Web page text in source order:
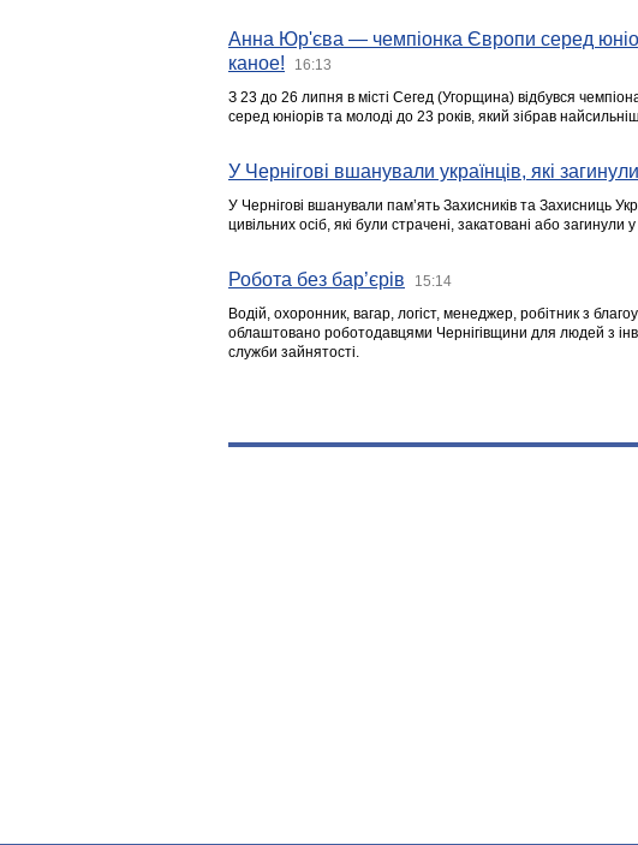
Анна Юр'єва — чемпіонка Європи серед
каное!
16:13
З 23 до 26 липня в місті Сегед (Угорщина) відбувся
серед юніорів та молоді до 23 років, який зібрав
У Чернігові вшанували українців, які
У Чернігові вшанували пам’ять Захисників та Захисниць
цивільних осіб, які були страчені, закатовані або загинули
Робота без бар’єрів 15:14
Водій, охоронник, вагар, логіст, менеджер, робітник з
облаштовано роботодавцями Чернігівщини для людей з
служби зайнятості.